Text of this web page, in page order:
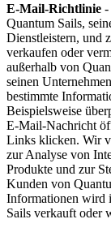
E-Mail-Richtlinie -
Quantum Sails,
Dienstleistern, und
verkaufen oder
außerhalb von
seinen
bestimmte
Beispielsweise
E-Mail-Nachricht
Links klicken. Wir
zur Analyse von
Produkte und zur
Kunden von
Informationen wird
Sails verkauft oder